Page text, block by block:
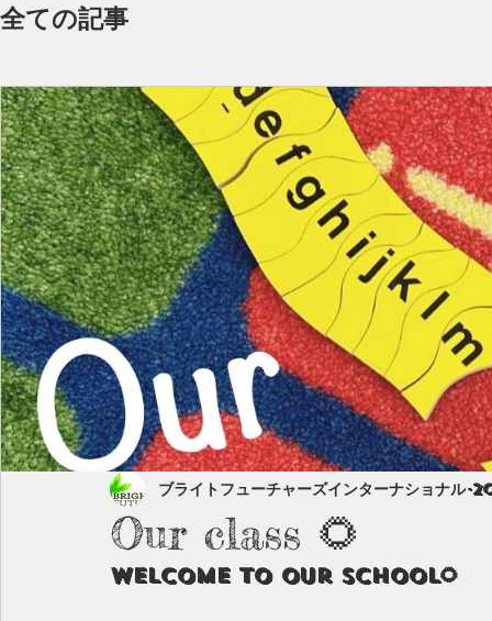
全ての記事
Our class 🌻
ブライトフューチャーズインターナショナル
Welcome to our school🌻